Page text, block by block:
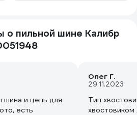
о пильной шине Калибр
и цепь для
есть
Олег Г.
29.11.2023
Тип
хвостовиком